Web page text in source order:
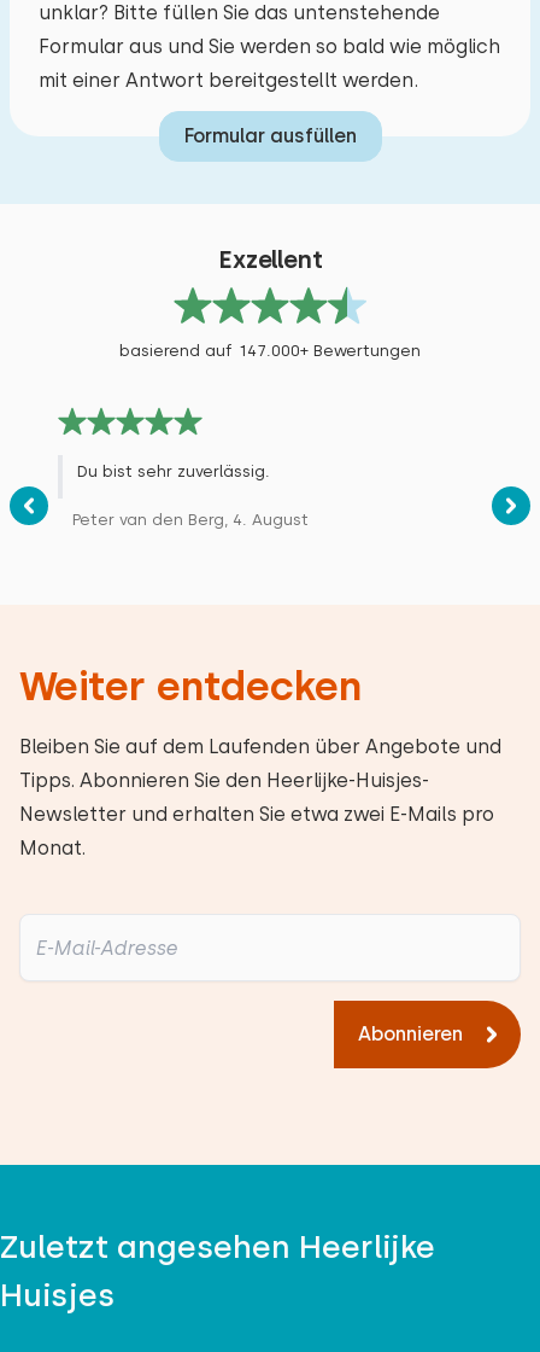
unklar? Bitte füllen Sie das untenstehende
Formular aus und Sie werden so bald wie möglich
mit einer Antwort bereitgestellt werden.
Formular ausfüllen
Exzellent
basierend auf 147.000+ Bewertungen
Du bist sehr zuverlässig.
Peter van den Berg, 4. August
Weiter entdecken
Bleiben Sie auf dem Laufenden über Angebote und
Tipps. Abonnieren Sie den Heerlijke-Huisjes-
Newsletter und erhalten Sie etwa zwei E-Mails pro
Monat.
Abonnieren
Zuletzt angesehen Heerlijke
Huisjes